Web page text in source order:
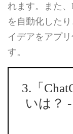
れます。また
を自動化した
イデアをアプ
す。
3.「
いは？